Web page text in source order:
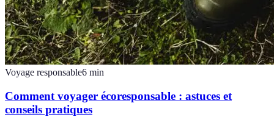
Voyage responsable6 min
Comment voyager écoresponsable : astuces et
conseils pratiques